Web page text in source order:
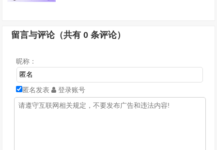
留言与评论（共有0 条评论）
昵称：
匿名发表 登录账号